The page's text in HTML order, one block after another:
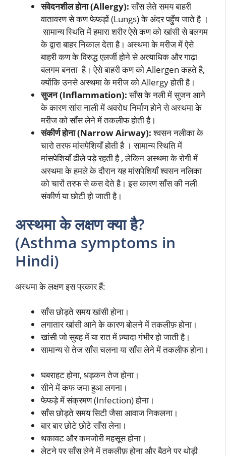
संवेदनशील होना (Allergy):साँस लेते समय बाहरी
वातावरण से कण फेफड़ों (Lungs) के अंदर पहुँच जाते है ।
सामान्य स्थिति में हमारा शरीर ऐसे कण को खांसी से बलगम
के द्वारा बाहर निकाल देता है। अस्थमा के मरीज में ऐसे
बाहरी कण के विरुद्ध एलर्जी होने से अत्याधिक और गाढ़ा
बलगम बनता है। ऐसे बाहरी कण को Allergen कहते है,
क्योंकि उनसे अस्थमा के मरीज को Allergy होती है।
सुजन (Inflammation):साँस के नली में सुजन आने
के कारण सांस नाली में अवरोध निर्माण होने से अस्थमा के
मरीज को साँस लेने में तकलीफ होती है।
संकीर्ण होना (Narrow Airway):श्वसन नलीका के
चारो तरफ मांसपेशियाँ होती है । सामान्य स्थिति में
मांसपेशियाँ ढीले पड़े रहती है , लेकिन अस्थमा के रोगी में
अस्थमा के हमले के दौरान यह मांसपेशियाँ श्वसन नलिका
को चारों तरफ से कस देते है। इस कारण साँस की नली
संकीर्ण या छोटी हो जाती है।
अस्थमा के लक्षण क्या है?
(Asthma symptoms in
Hindi)
अस्थमा के लक्षण इस प्रकार हैं:
साँस छोड़ते समय खांसी होना।
लगातार खांसी आने के कारण बोलने में तकलीफ़ होना।
खांसी जो सुबह में या रात में ज़्यादा गंभीर हो जाती है।
सामान्य से तेज साँस चलना या साँस लेने में तकलीफ होना।
घबराहट होना, धड़कन तेज होना।
सीने में कफ जमा हुआ लगना।
फेफड़े में संक्रमण (Infection) होना।
साँस छोड़ते समय सिटी जैसा आवाज निकलना।
बार बार छोटे छोटे साँस लेना।
थकावट और कमजोरी महसूस होना।
लेटने पर साँस लेने में तकलीफ़ होना और बैठने पर थोड़ी